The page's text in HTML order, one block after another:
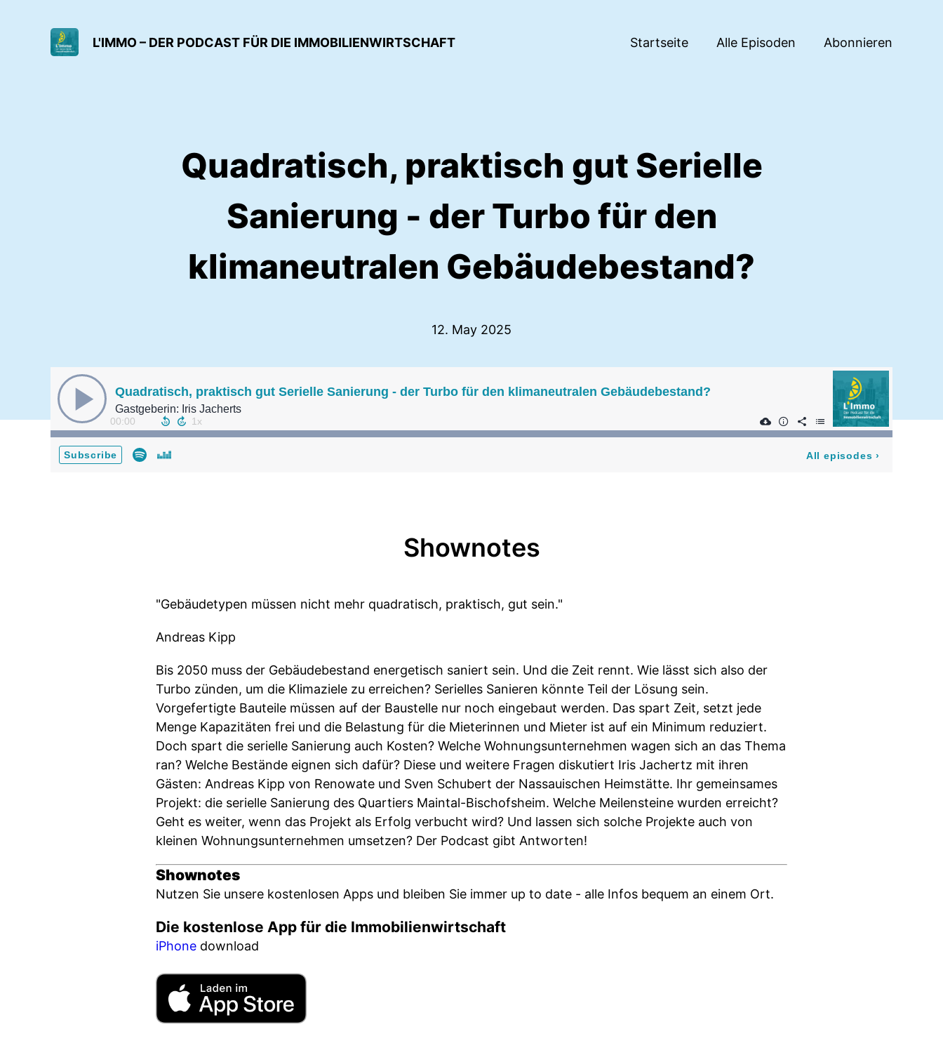
L'IMMO – DER PODCAST FÜR DIE IMMOBILIENWIRTSCHAFT Startseite Alle Episoden Abonnieren
Quadratisch, praktisch gut Serielle
Sanierung - der Turbo für den
klimaneutralen Gebäudebestand?
12. May 2025
Quadratisch, praktisch gut Serielle Sanierung - der Turbo für den klimaneutralen Gebäudebestand?
Gastgeberin: Iris Jacherts
00:00
Subscribe All episodes ›
Shownotes
"Gebäudetypen müssen nicht mehr quadratisch, praktisch, gut sein."
Andreas Kipp
Bis 2050 muss der Gebäudebestand energetisch saniert sein. Und die Zeit rennt. Wie lässt sich also der
Turbo zünden, um die Klimaziele zu erreichen? Serielles Sanieren könnte Teil der Lösung sein.
Vorgefertigte Bauteile müssen auf der Baustelle nur noch eingebaut werden. Das spart Zeit, setzt jede
Menge Kapazitäten frei und die Belastung für die Mieterinnen und Mieter ist auf ein Minimum reduziert.
Doch spart die serielle Sanierung auch Kosten? Welche Wohnungsunternehmen wagen sich an das Thema
ran? Welche Bestände eignen sich dafür? Diese und weitere Fragen diskutiert Iris Jachertz mit ihren
Gästen: Andreas Kipp von Renowate und Sven Schubert der Nassauischen Heimstätte. Ihr gemeinsames
Projekt: die serielle Sanierung des Quartiers Maintal-Bischofsheim. Welche Meilensteine wurden erreicht?
Geht es weiter, wenn das Projekt als Erfolg verbucht wird? Und lassen sich solche Projekte auch von
kleinen Wohnungsunternehmen umsetzen? Der Podcast gibt Antworten!
Shownotes
Nutzen Sie unsere kostenlosen Apps und bleiben Sie immer up to date - alle Infos bequem an einem Ort.
Die kostenlose App für die Immobilienwirtschaft
iPhone download